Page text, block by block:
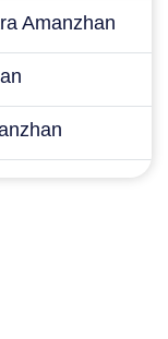
Amanzhan